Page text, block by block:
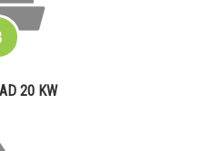
20 KW